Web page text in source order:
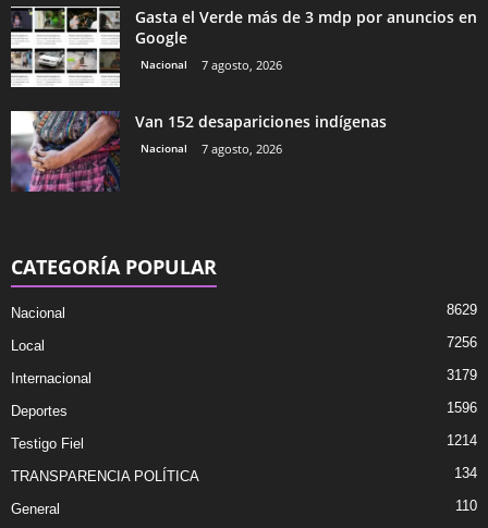
Gasta el Verde más de 3 mdp por anuncios en
Google
Nacional 7 agosto, 2026
Van 152 desapariciones indígenas
Nacional 7 agosto, 2026
CATEGORÍA POPULAR
Nacional 8629
Local 7256
Internacional 3179
Deportes 1596
Testigo Fiel 1214
TRANSPARENCIA POLÍTICA 134
General 110